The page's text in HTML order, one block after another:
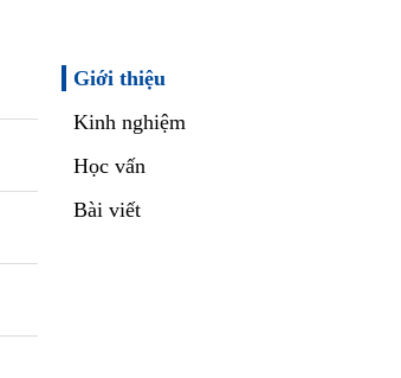
Giới thiệu
Kinh nghiệm
Học vấn
Bài viết